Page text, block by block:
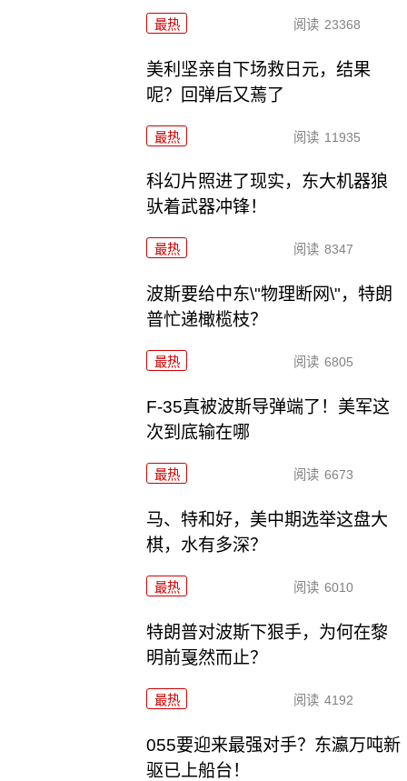
最热 阅读 23368
美利坚亲自下场救日元，结果
呢？回弹后又蔫了
最热 阅读 11935
科幻片照进了现实，东大机器狼
驮着武器冲锋！
最热 阅读 8347
波斯要给中东\"物理断网\"，特朗
普忙递橄榄枝？
最热 阅读 6805
F-35真被波斯导弹端了！美军这
次到底输在哪
最热 阅读 6673
马、特和好，美中期选举这盘大
棋，水有多深？
最热 阅读 6010
特朗普对波斯下狠手，为何在黎
明前戛然而止？
最热 阅读 4192
055要迎来最强对手？东瀛万吨新
驱已上船台！